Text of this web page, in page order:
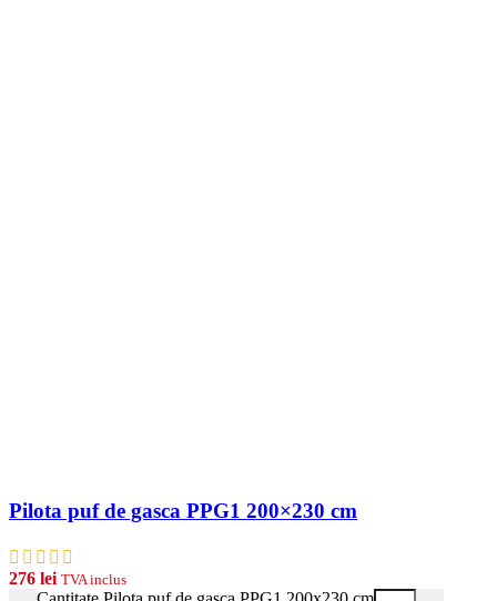
Pilota puf de gasca PPG1 200×230 cm
276 lei TVA inclus